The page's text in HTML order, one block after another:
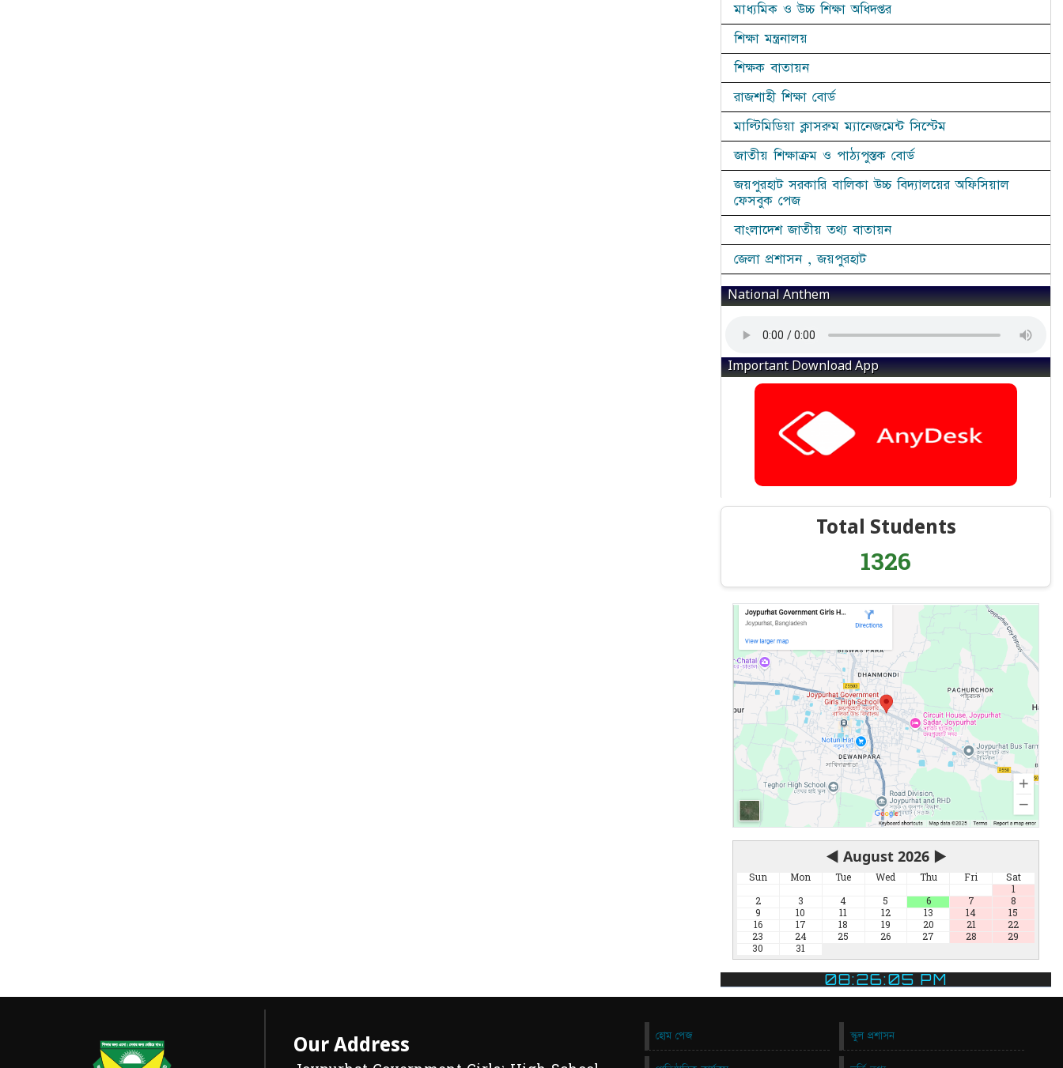
মাধ্যমিক ও উচ্চ শিক্ষা অধিদপ্তর
শিক্ষা মন্ত্রনালয়
শিক্ষক বাতায়ন
রাজশাহী শিক্ষা বোর্ড
মাল্টিমিডিয়া ক্লাসরুম ম্যানেজমেন্ট সিস্টেম
জাতীয় শিক্ষাক্রম ও পাঠ্যপুস্তক বোর্ড
জয়পুরহাট সরকারি বালিকা উচ্চ বিদ্যালয়ের অফিসিয়াল
ফেসবুক পেজ
বাংলাদেশ জাতীয় তথ্য বাতায়ন
জেলা প্রশাসন , জয়পুরহাট
National Anthem
Important Download App
Total Students
1326
◀ August 2026 ▶
Sun Mon Tue Wed Thu Fri
Sat
1
2
3 4 5 6 7
8
9
10 11 12 13 14
15
16
17 18 19 20 21
22
23
24 25 26 27 28
29
30
31
08:26:05 PM
Our Address হোম পেজ স্কুল প্রশাসন